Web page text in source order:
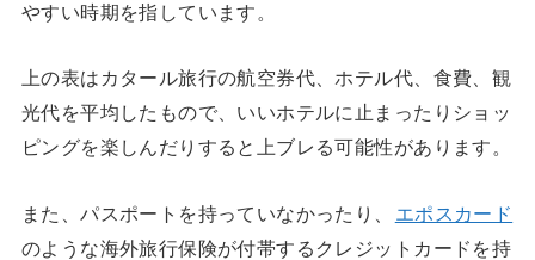
やすい時期を指しています。
上の表はカタール旅行の航空券代、ホテル代、食費、観
光代を平均したもので、いいホテルに止まったりショッ
ピングを楽しんだりすると上ブレる可能性があります。
また、パスポートを持っていなかったり、
エポスカード
のような海外旅行保険が付帯するクレジットカードを持